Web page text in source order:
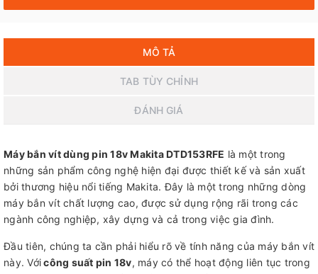
MÔ TẢ
TAB TÙY CHỈNH
ĐÁNH GIÁ
Máy bắn vít dùng pin 18v Makita DTD153RFE là một trong
những sản phẩm công nghệ hiện đại được thiết kế và sản xuất
bởi thương hiệu nổi tiếng Makita. Đây là một trong những dòng
máy bắn vít chất lượng cao, được sử dụng rộng rãi trong các
ngành công nghiệp, xây dựng và cả trong việc gia đình.
Đầu tiên, chúng ta cần phải hiểu rõ về tính năng của máy bắn vít
này. Vớicông suất pin 18v, máy có thể hoạt động liên tục trong